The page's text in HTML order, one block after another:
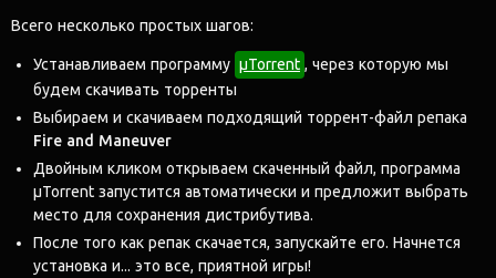
Всего несколько простых шагов:
Устанавливаем программу μTorrent , через которую мы
будем скачивать торренты
Выбираем и скачиваем подходящий торрент-файл репака
Fire and Maneuver
Двойным кликом открываем скаченный файл, программа
μTorrent запустится автоматически и предложит выбрать
место для сохранения дистрибутива.
После того как репак скачается, запускайте его. Начнется
установка и... это все, приятной игры!